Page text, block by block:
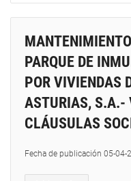
PARQUE DE
POR VIVIENDAS
ASTURIAS, S.A.-
CLÁUSULAS
Fecha de publicación 05-04-